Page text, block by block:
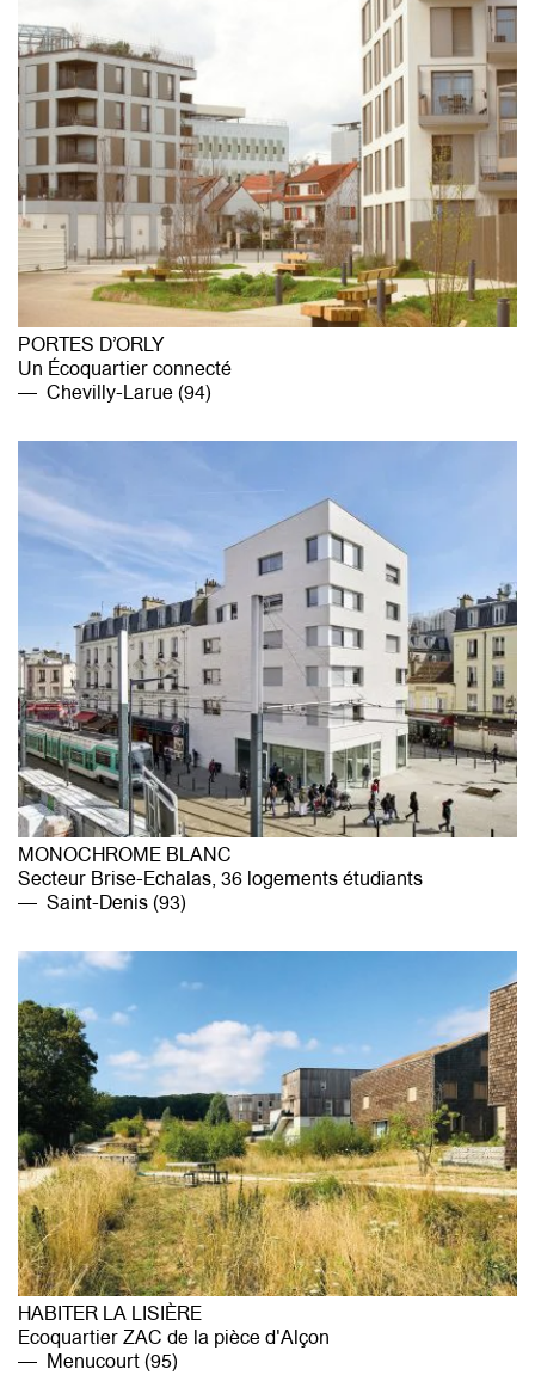
PORTES D’ORLY
Un Écoquartier connecté
Chevilly-Larue (94)
MONOCHROME BLANC
Secteur Brise-Echalas, 36 logements étudiants
Saint-Denis (93)
HABITER LA LISIÈRE
Ecoquartier ZAC de la pièce d'Alçon
Menucourt (95)